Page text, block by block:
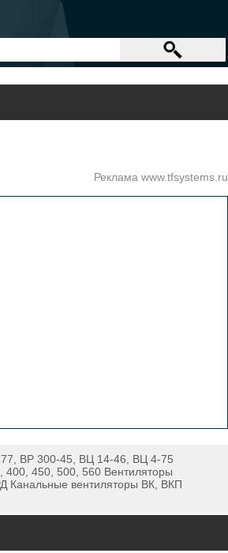
Реклама www.tfsystems.ru
ВР 300-45, ВЦ 14-46, ВЦ 4-75
450, 500, 560 Вентиляторы
вентиляторы ВК, ВКП